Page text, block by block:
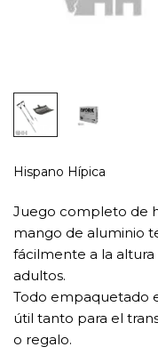
Hispano Hípica
Juego completo de
mango de aluminio
fácilmente a la
adultos.
Todo empaquetado
útil tanto para el
o regalo.